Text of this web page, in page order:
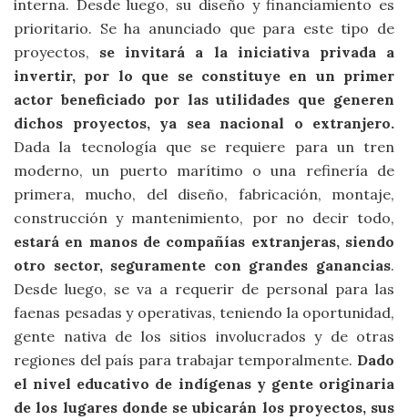
interna. Desde luego, su diseño y financiamiento es
prioritario. Se ha anunciado que para este tipo de
proyectos, se invitará a la iniciativa privada a
invertir, por lo que se constituye en un primer
actor beneficiado por las utilidades que generen
dichos proyectos, ya sea nacional o extranjero.
Dada la tecnología que se requiere para un tren
moderno, un puerto marítimo o una refinería de
primera, mucho, del diseño, fabricación, montaje,
construcción y mantenimiento, por no decir todo,
estará en manos de compañías extranjeras, siendo
otro sector, seguramente con grandes ganancias.
Desde luego, se va a requerir de personal para las
faenas pesadas y operativas, teniendo la oportunidad,
gente nativa de los sitios involucrados y de otras
regiones del país para trabajar temporalmente. Dado
el nivel educativo de indígenas y gente originaria
de los lugares donde se ubicarán los proyectos, sus